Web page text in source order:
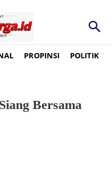
PROPINSI POLITIK
Bersama